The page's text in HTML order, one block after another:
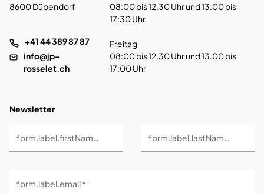
8600 Dübendorf
+41 44 389 87 87
info@jp-
rosselet.ch
08:00 bis 12.30 Uhr und 13.00 bis
17:30 Uhr
Freitag
08:00 bis 12.30 Uhr und 13.00 bis
17:00 Uhr
Newsletter
form.label.firstName * form.label.lastName *
form.label.email *